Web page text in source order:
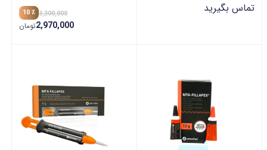
تماس بگیرید 3,300,000 ٪ 10
2,970,000تومان